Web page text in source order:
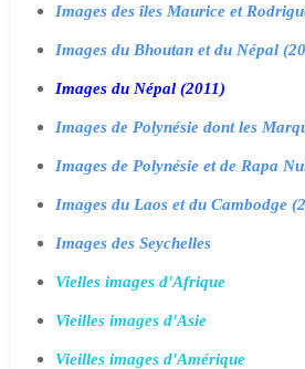
Images des îles Maurice et
Images du Bhoutan et du Népal
Images du Népal (2011)
Images de Polynésie dont les
Images de Polynésie et de Rapa
Images du Laos et du Cambodge
Images des Seychelles
Vielles images d'Afrique
Vieilles images d'Asie
Vieilles images d'Amérique